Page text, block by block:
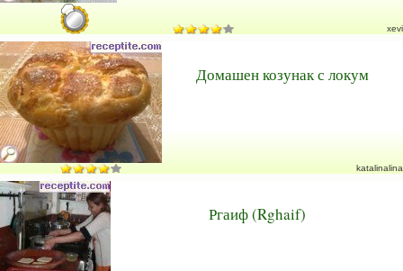
xevi
Домашен козунак с локум
katalinalina
Ргаиф (Rghaif)